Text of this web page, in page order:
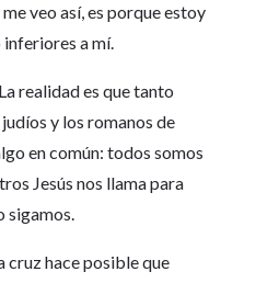
veo así, es porque estoy
inferiores a mí.
realidad es que tanto
y los romanos de
en común: todos somos
Jesús nos llama para
sigamos.
cruz hace posible que